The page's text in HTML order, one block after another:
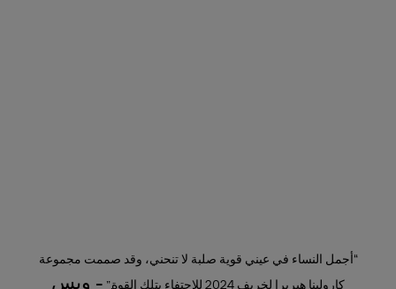
“أجمل النساء في عيني قوية صلبة لا تنحني، وقد صممت مجموعة
كارولينا هيريرا لخريف 2024 للاحتفاء بتلك القوة.”
- ويس